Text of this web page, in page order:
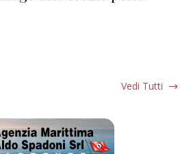
Vedi Tutti